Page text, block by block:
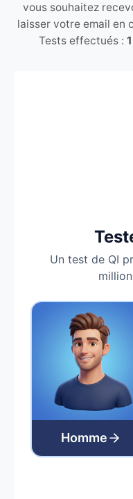
vous souhaitez
laisser votre email en
Tests effectués :